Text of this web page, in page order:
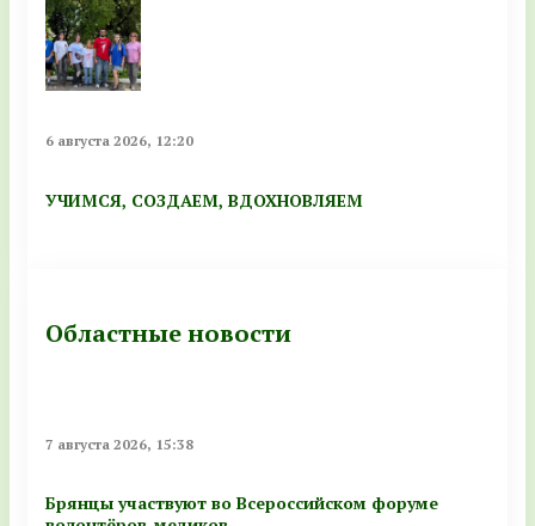
6 августа 2026, 12:20
УЧИМСЯ, СОЗДАЕМ, ВДОХНОВЛЯЕМ
Областные новости
7 августа 2026, 15:38
Брянцы участвуют во Всероссийском форуме